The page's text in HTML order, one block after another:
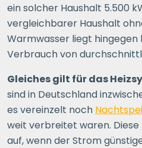
ein solcher Haushalt 5.500
vergleichbarer Haushalt
Warmwasser liegt hingegen
Verbrauch von
Gleiches gilt für das
sind in Deutschland
es vereinzelt noch
weit verbreitet waren. Diese
auf, wenn der Strom